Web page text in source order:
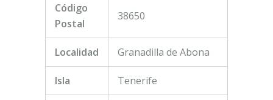
Código
Postal
38650
Localidad Granadilla de Abona
Isla Tenerife